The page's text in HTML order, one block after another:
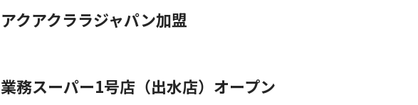
アクアクララジャパン加盟
業務スーパー1号店（出水店）オープン